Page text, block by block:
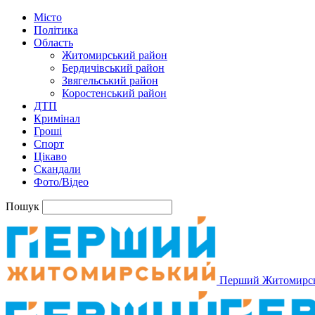
Місто
Політика
Область
Житомирський район
Бердичівський район
Звягельський район
Коростенський район
ДТП
Кримінал
Гроші
Спорт
Цікаво
Скандали
Фото/Відео
Пошук
Перший